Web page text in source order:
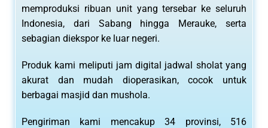
memproduksi ribuan unit yang tersebar ke seluruh
Indonesia, dari Sabang hingga Merauke, serta
sebagian diekspor ke luar negeri.
Produk kami meliputi jam digital jadwal sholat yang
akurat dan mudah dioperasikan, cocok untuk
berbagai masjid dan mushola.
Pengiriman kami mencakup 34 provinsi, 516